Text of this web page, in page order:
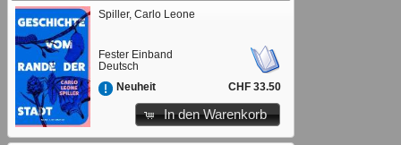
Spiller, Carlo Leone
Fester Einband
Deutsch
Neuheit
CHF 33.50
In den Warenkorb